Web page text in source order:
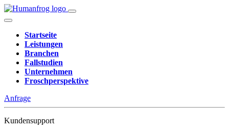
Startseite
Leistungen
Branchen
Fallstudien
Unternehmen
Froschperspektive
Anfrage
Kundensupport